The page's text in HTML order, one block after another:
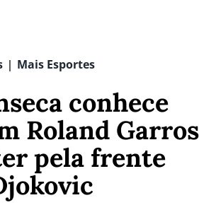
| Mais Esportes
conhece
Roland Garros
pela frente